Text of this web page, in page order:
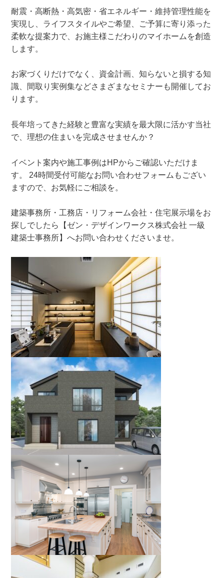
耐震・高断熱・高気密・省エネルギー・維持管理性能を
実現し、ライフスタイルやご希望、ご予算に寄り添った
柔軟な提案力で、お施主様こだわりのマイホームを創造
します。
お家づくりだけでなく、資金計画、知らないと損する知
識、間取り実例集などさまざまなセミナーも開催してお
ります。
長年培ってきた経験と豊富な実績を最大限に活かす当社
で、理想の住まいを完成させませんか？
イベント案内や施工事例はHPからご確認いただけま
す。 24時間受付可能なお問い合わせフォームもござい
ますので、お気軽にご相談を。
建築事務所・工務店・リフォーム会社・住宅展示場をお
探しでしたら【ゼン・デザインワークス株式会社 一級
建築士事務所】へお問い合わせくださいませ。